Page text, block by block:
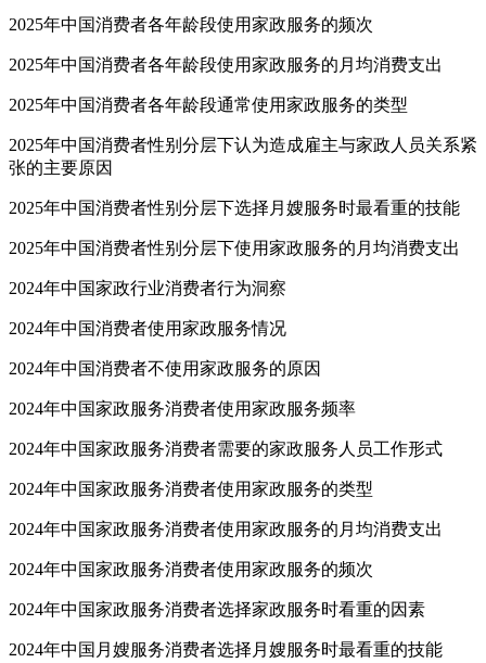
2025年中国消费者各年龄段使用家政服务的频次
2025年中国消费者各年龄段使用家政服务的月均消费支出
2025年中国消费者各年龄段通常使用家政服务的类型
2025年中国消费者性别分层下认为造成雇主与家政人员关系紧
张的主要原因
2025年中国消费者性别分层下选择月嫂服务时最看重的技能
2025年中国消费者性别分层下使用家政服务的月均消费支出
2024年中国家政行业消费者行为洞察
2024年中国消费者使用家政服务情况
2024年中国消费者不使用家政服务的原因
2024年中国家政服务消费者使用家政服务频率
2024年中国家政服务消费者需要的家政服务人员工作形式
2024年中国家政服务消费者使用家政服务的类型
2024年中国家政服务消费者使用家政服务的月均消费支出
2024年中国家政服务消费者使用家政服务的频次
2024年中国家政服务消费者选择家政服务时看重的因素
2024年中国月嫂服务消费者选择月嫂服务时最看重的技能